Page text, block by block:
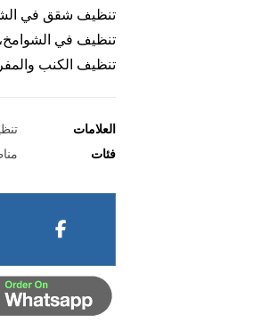
تنظيف شقق في
تنظيف في
تنظيف الكنب
العلامات
فئات